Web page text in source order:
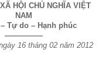
HỘI CHỦ NGHĨA VIỆT
NAM
Tự do – Hạnh phúc
—————
16 tháng 02 năm 2012